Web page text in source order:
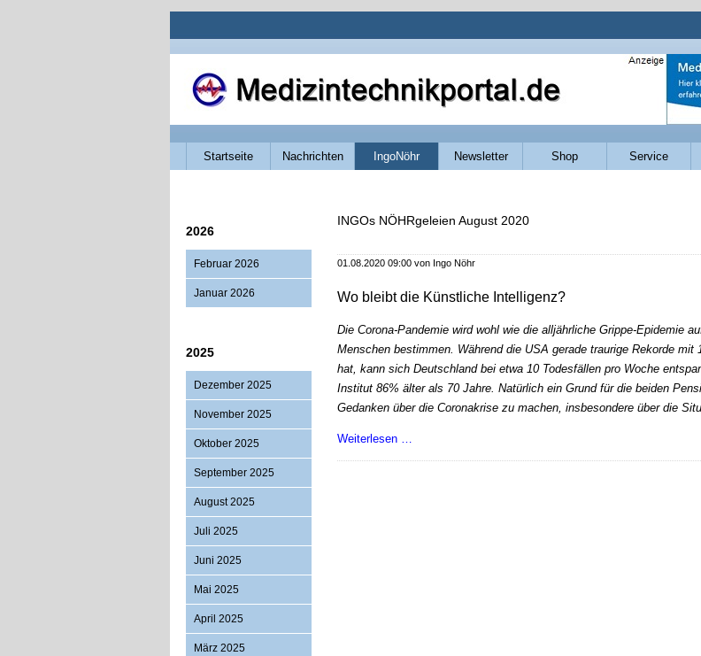
Navigation
überspringen
Startseite Nachrichten IngoNöhr Newsletter Shop Service
2026
Februar 2026
Januar 2026
2025
Dezember 2025
November 2025
Oktober 2025
September 2025
August 2025
Juli 2025
Juni 2025
Mai 2025
April 2025
März 2025
INGOs NÖHRgeleien August 2020
01.08.2020 09:00 von Ingo Nöhr
Wo bleibt die Künstliche Intelligenz?
Die Corona-Pandemie wird wohl wie die alljährliche Grippe-Epidemie
Menschen bestimmen. Während die USA gerade traurige Rekorde mit
hat, kann sich Deutschland bei etwa 10 Todesfällen pro Woche
Institut 86% älter als 70 Jahre. Natürlich ein Grund für die beiden
Gedanken über die Coronakrise zu machen, insbesondere über die
Weiterlesen …
bleibt